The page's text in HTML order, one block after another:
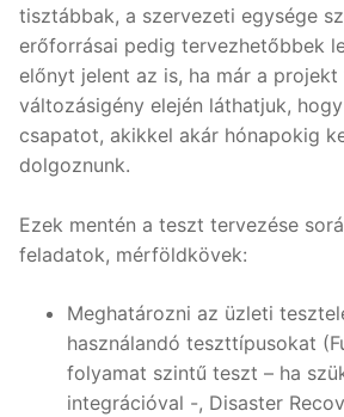
tisztábbak, a szervezeti egysége
erőforrásai pedig tervezhetőbbek
előnyt jelent az is, ha már a projekt
változásigény elején láthatjuk,
csapatot, akikkel akár hónapokig
dolgoznunk.
Ezek mentén a teszt tervezése
feladatok, mérföldkövek:
Meghatározni az üzleti
használandó teszttípusokat
folyamat szintű teszt – ha
integrációval -, Disaster